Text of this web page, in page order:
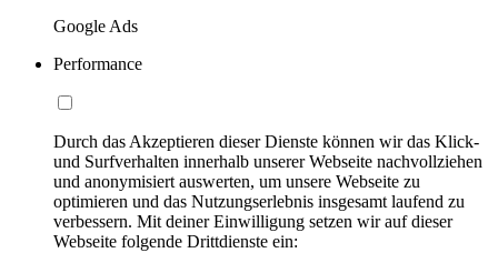
Google Ads
Performance
Durch das Akzeptieren dieser Dienste können wir das Klick-
und Surfverhalten innerhalb unserer Webseite nachvollziehen
und anonymisiert auswerten, um unsere Webseite zu
optimieren und das Nutzungserlebnis insgesamt laufend zu
verbessern. Mit deiner Einwilligung setzen wir auf dieser
Webseite folgende Drittdienste ein: